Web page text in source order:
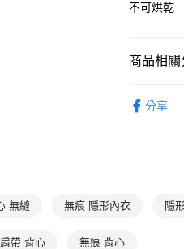
付款後萊
付款後7-
不可烘乾
商品相關
HANRO
分享
無縫 無痕 隱形內衣 隱
帶 背心 無痕 背心